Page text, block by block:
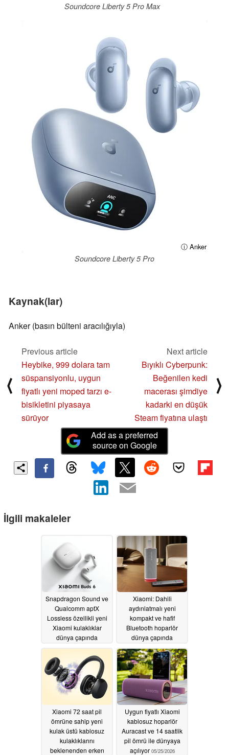
Soundcore Liberty 5 Pro Max
ⓘ Anker
Soundcore Liberty 5 Pro
Kaynak(lar)
Anker (basın bülteni aracılığıyla)
⟨
Previous article
Heybike, 999 dolara tam
süspansiyonlu, uygun
fiyatlı yeni moped tarzı e-
bisikletini piyasaya
sürüyor
Next article
Bıyıklı Cyberpunk:
Beğenilen kedi
macerası şimdiye
kadarki en düşük
Steam fiyatına ulaştı
⟩
Add as a preferred
source on Google
İlgili makaleler
Snapdragon Sound ve
Qualcomm aptX
Lossless özellikli yeni
Xiaomi kulaklıklar
dünya çapında
piyasaya sürülüyor
05/27/2026
Xiaomi: Dahili
aydınlatmalı yeni
kompakt ve hafif
Bluetooth hoparlör
dünya çapında
piyasaya sürülüyor
05/27/2026
Xiaomi 72 saat pil
ömrüne sahip yeni
kulak üstü kablosuz
kulaklıklarını
beklenenden erken
Uygun fiyatlı Xiaomi
kablosuz hoparlör
Auracast ve 14 saatlik
pil ömrü ile dünyaya
açılıyor 05/25/2026